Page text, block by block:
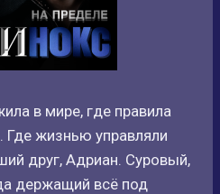
в мире, где правила
Где жизнью управляли
друг, Адриан. Суровый,
держащий всё под